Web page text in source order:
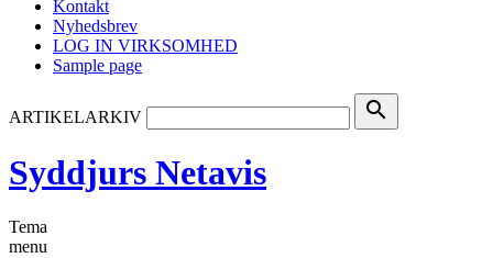
Kontakt
Nyhedsbrev
LOG IN VIRKSOMHED
Sample page
ARTIKELARKIV search
Syddjurs Netavis
Tema
menu